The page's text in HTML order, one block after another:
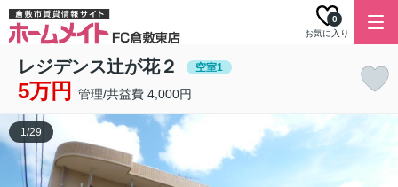
お気に入り
0
レジデンス辻が花２ 空室1
5万円 管理/共益費 4,000円
1/29